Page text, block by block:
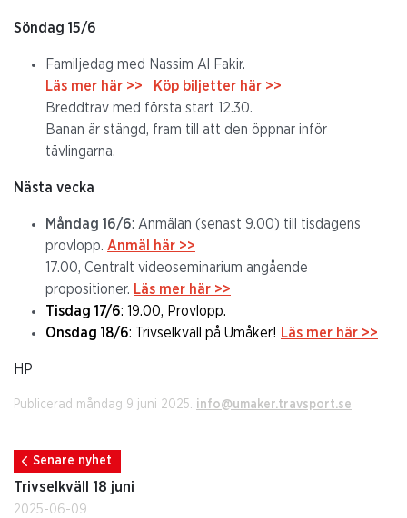
Söndag 15/6
Familjedag med Nassim Al Fakir.
Läs mer här >>
Köp biljetter här >>
Breddtrav med första start 12.30.
Banan är stängd, fram till att den öppnar inför
tävlingarna.
Nästa vecka
Måndag 16/6: Anmälan (senast 9.00) till tisdagens
provlopp. Anmäl här >>
17.00, Centralt videoseminarium angående
propositioner. Läs mer här >>
Tisdag 17/6: 19.00, Provlopp.
Onsdag 18/6: Trivselkväll på Umåker! Läs mer här >>
HP
Publicerad måndag 9 juni 2025. info@umaker.travsport.se
Senare nyhet
Trivselkväll 18 juni
2025-06-09